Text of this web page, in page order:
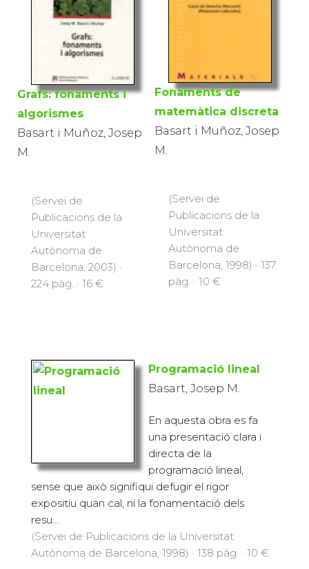
Grafs: fonaments i
algorismes
Basart i Muñoz, Josep
M.
(Servei de
Publicacions de la
Universitat
Autònoma de
Barcelona, 2003) ·
224 pàg. · 16 €
Fonaments de
matemàtica discreta
Basart i Muñoz, Josep
M.
(Servei de
Publicacions de la
Universitat
Autònoma de
Barcelona, 1998) · 137
pàg. · 10 €
Programació lineal
Basart, Josep M.
En aquesta obra es fa
una presentació clara i
directa de la
programació lineal,
sense que això signifiqui defugir el rigor
expositiu quan cal, ni la fonamentació dels
resu...
(Servei de Publicacions de la Universitat
Autònoma de Barcelona, 1998) · 138 pàg. · 10 €